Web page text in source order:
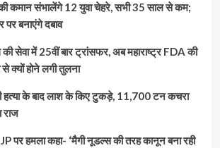
की कमान संभालेंगे 12 युवा चेहरे, सभी 35 साल से कम;
बनाएंगे दबाव
सेवा में 25वीं बार ट्रांसफर, अब महाराष्ट्र FDA की
होने लगी तुलना
हत्या के बाद लाश के किए टुकड़े, 11,700 टन कचरा
राज
पर हमला कहा- ‘मैगी नूडल्स की तरह कानून बना रही